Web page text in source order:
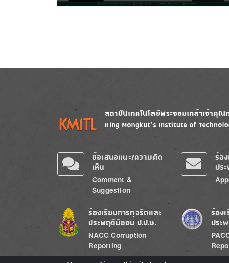
Image Image
ข้อเสนอแนะ/ความคิด
เห็น
Comment &
Suggestion
ร้อ
ปร
Image
ร้องเรียนการทุจริตและ
ประพฤติมิชอบ ป.ป.ช.
NACC Corruption
Reporting
Image
ร้อง
ประ